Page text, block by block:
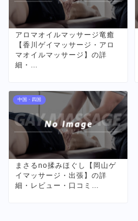
アロマオイルマッサージ竜癒
【香川ゲイマッサージ・アロ
マオイルマッサージ】の詳
細・…
中国・四国
まさるno揉みほぐし【岡山ゲ
イマッサージ・出張】の詳
細・レビュー・口コミ…